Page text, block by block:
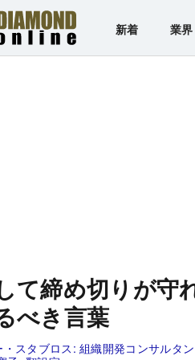
新着 業界
て締め切りが守
べき言葉
・スタブロス:組織開発コンサルタ